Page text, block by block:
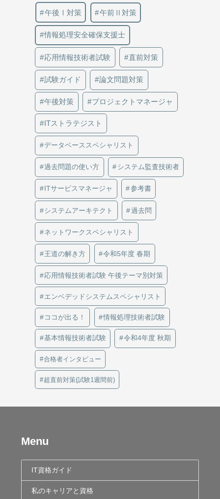
午後Ⅰ対策 午前Ⅱ対策
情報処理安全確保支援士
応用情報技術者試験 直前対策
試験ガイド 論文問題対策
午後対策 プロジェクトマネージャ
ITストラテジスト
データベーススペシャリスト
過去問題の使い方 システム監査技術者
ITサービスマネージャ 参考書
システムアーキテクト 過去問
ネットワークスペシャリスト
王道の解き方 令和5年度 春期
応用情報技術者試験 午後テーマ別対策
エンベデッドシステムスペシャリスト
ココが出る！ 情報処理技術者試験
基本情報技術者試験 令和4年度 秋期
合格者インタビュー
超直前対策(試験1週間前)
Menu
IT資格ガイド
私のキャリアと資格